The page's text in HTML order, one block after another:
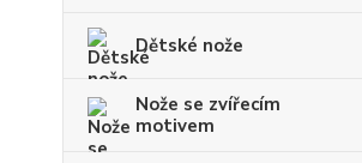
Dětské nože
Nože se zvířecím
motivem